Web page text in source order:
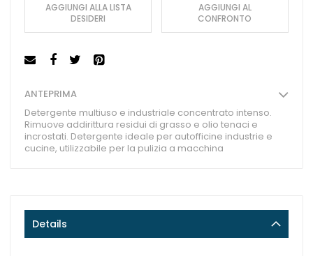
AGGIUNGI ALLA LISTA
DESIDERI
AGGIUNGI AL
CONFRONTO
ANTEPRIMA
Detergente multiuso e industriale concentrato intenso.
Rimuove addirittura residui di grasso e olio tenaci e
incrostati. Detergente ideale per autofficine industrie e
cucine, utilizzabile per la pulizia a macchina
Details